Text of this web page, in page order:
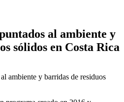
al ambiente y
sólidos en Costa Rica